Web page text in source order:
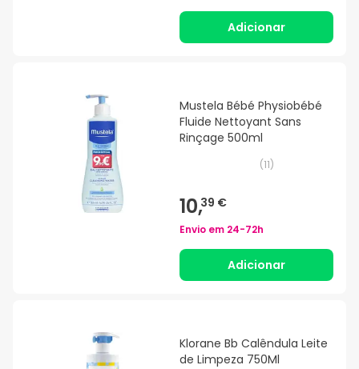
Adicionar
Mustela Bébé Physiobébé
Fluide Nettoyant Sans
Rinçage 500ml
(11)
10,39 €
Envio em 24-72h
Adicionar
Klorane Bb Calêndula Leite
de Limpeza 750Ml